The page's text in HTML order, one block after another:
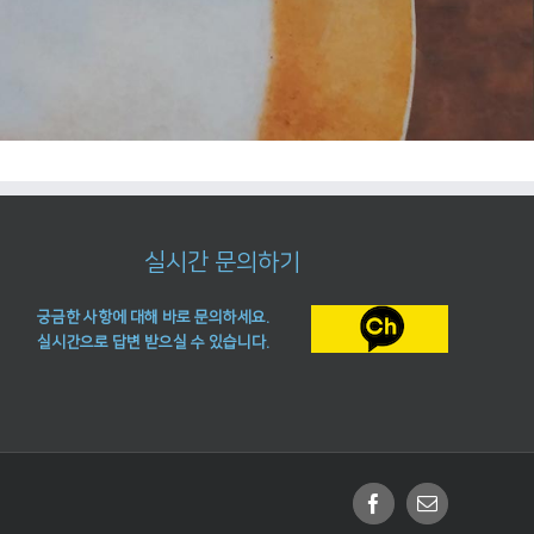
실시간 문의하기
궁금한 사항에 대해 바로 문의하세요.
실시간으로 답변 받으실 수 있습니다.
Facebook
Email